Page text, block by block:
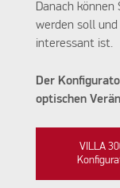
Danach
werden soll
interessant ist.
Der
optischen
VILLA